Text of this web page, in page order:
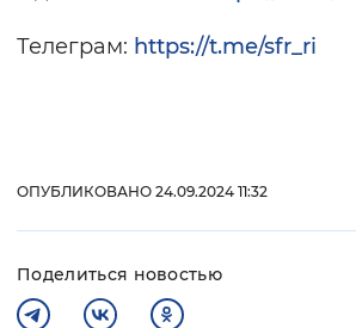
Телеграм: https://t.me/sfr_ri
ОПУБЛИКОВАНО 24.09.2024 11:32
Поделиться новостью